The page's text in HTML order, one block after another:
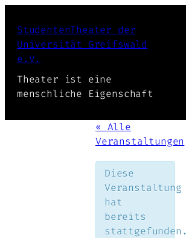
StudentenTheater der
Universität Greifswald
e.V.
Theater ist eine
menschliche Eigenschaft
« Alle
Veranstaltungen
Diese
Veranstaltung
hat
bereits
stattgefunden.